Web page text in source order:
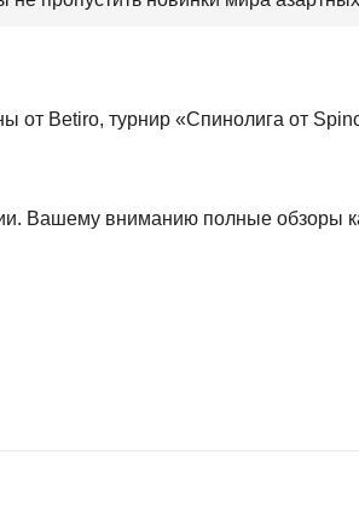
Betiro, турнир «Спинолига от
Вашему вниманию полные обзоры